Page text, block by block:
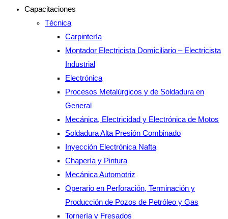
Capacitaciones
Técnica
Carpintería
Montador Electricista Domiciliario – Electricista
Industrial
Electrónica
Procesos Metalúrgicos y de Soldadura en
General
Mecánica, Electricidad y Electrónica de Motos
Soldadura Alta Presión Combinado
Inyección Electrónica Nafta
Chapería y Pintura
Mecánica Automotriz
Operario en Perforación, Terminación y
Producción de Pozos de Petróleo y Gas
Tornería y Fresados